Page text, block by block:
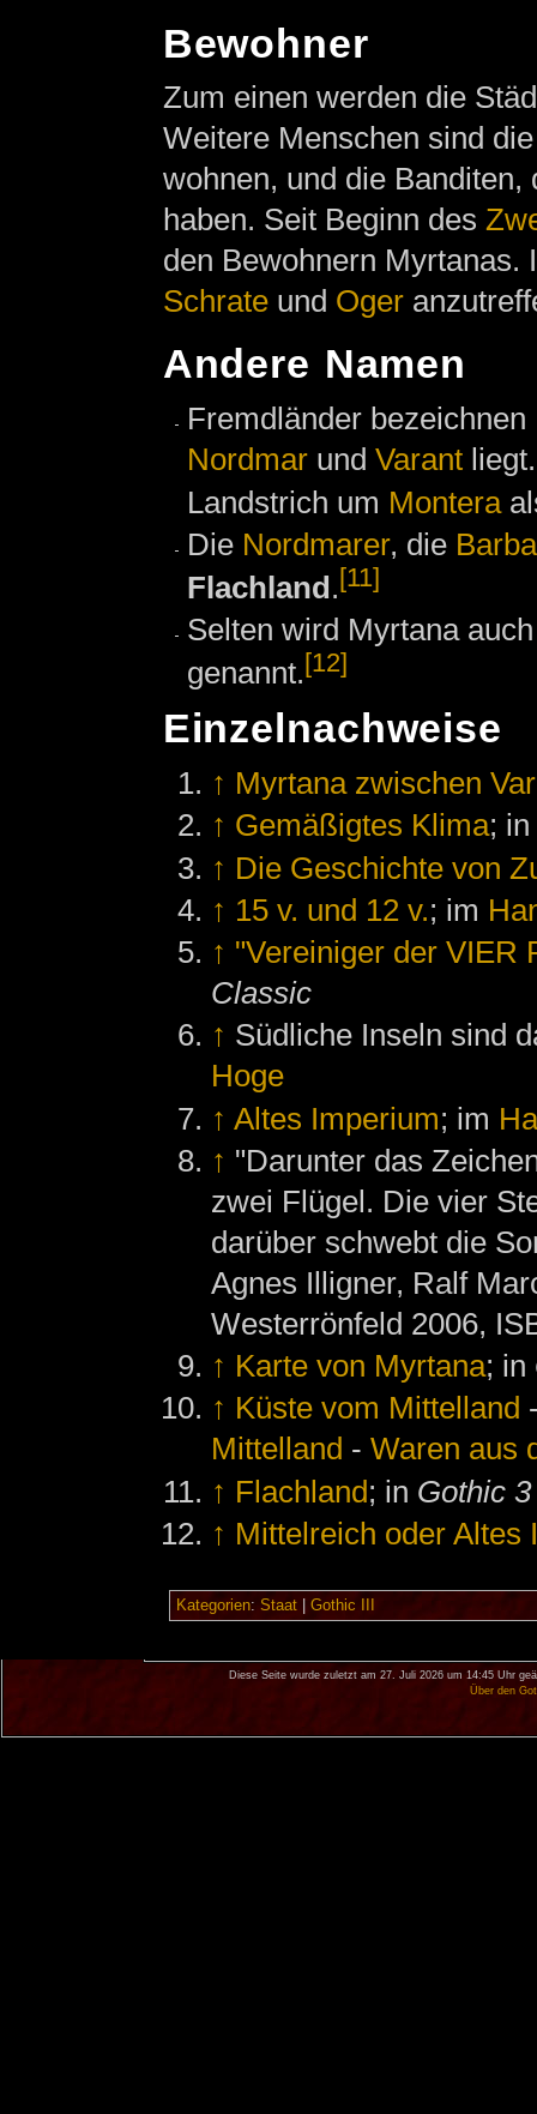
Bewohner
Zum einen werden die
Weitere Menschen sind
wohnen, und die
haben. Seit Beginn des
den Bewohnern
Schrateund Oger
Andere Namen
Fremdländer
Nordmar und Varant
Landstrich um Montera
Die Nordmarer, die
Flachland.[11]
Selten wird Myrtana
genannt.[12]
Einzelnachweise
↑ Myrtana zwischen
↑ Gemäßigtes Klima;
↑ Die Geschichte von
↑ 15 v. und 12 v.; im
↑ "Vereiniger der VIER
Classic
↑ Südliche Inseln sind
Hoge
↑ Altes Imperium; im
↑ "Darunter das
zwei Flügel. Die vier
darüber schwebt die
Agnes Illigner, Ralf
Westerrönfeld 2006,
↑ Karte von Myrtana; in
↑ Küste vom Mittelland
Mittelland -Waren aus
↑ Flachland; in Gothic
↑ Mittelreich oder Altes
Kategorien: Staat| Gothic III
Diese Seite wurde zuletzt am 27. Juli 2026 um 14:45 Uhr
Über den